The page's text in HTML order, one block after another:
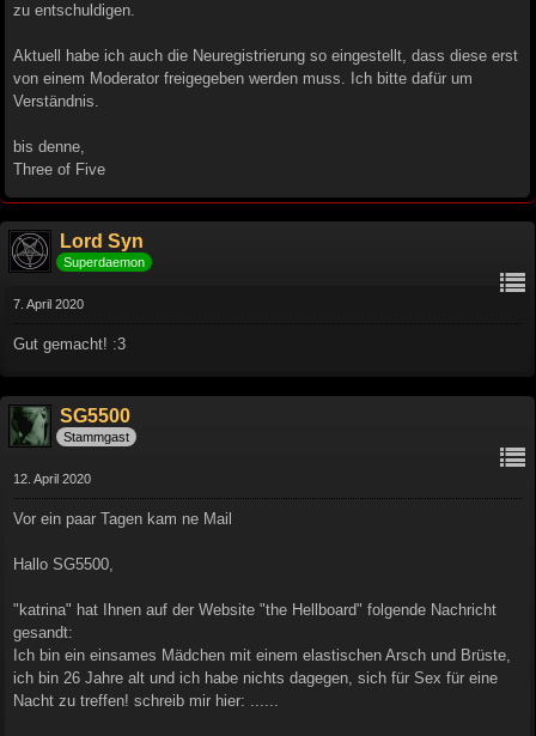
zu entschuldigen.
Aktuell habe ich auch die Neuregistrierung so eingestellt, dass diese erst
von einem Moderator freigegeben werden muss. Ich bitte dafür um
Verständnis.
bis denne,
Three of Five
Lord Syn
Superdaemon
7. April 2020
Gut gemacht! :3
SG5500
Stammgast
12. April 2020
Vor ein paar Tagen kam ne Mail
Hallo SG5500,
"katrina" hat Ihnen auf der Website "the Hellboard" folgende Nachricht
gesandt:
Ich bin ein einsames Mädchen mit einem elastischen Arsch und Brüste,
ich bin 26 Jahre alt und ich habe nichts dagegen, sich für Sex für eine
Nacht zu treffen! schreib mir hier: ......